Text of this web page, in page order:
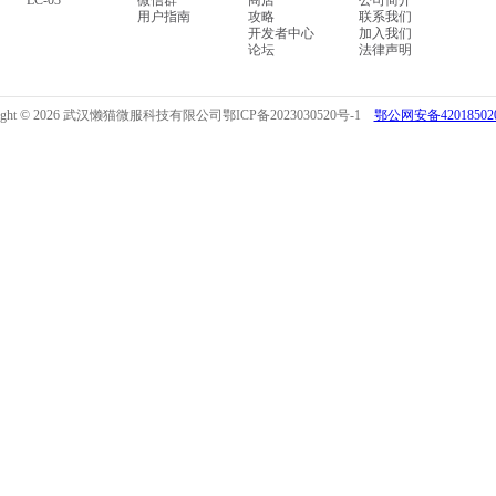
用户指南
攻略
开发者中心
论坛
联系我们
加入我们
法律声明
© 2026 武汉懒猫微服科技有限公司鄂ICP备2023030520号-1 鄂公网安备